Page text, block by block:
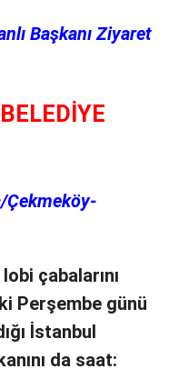
Başkanı Ziyaret
Çekmeköy-
çabalarını
Perşembe günü
İstanbul
da saat: